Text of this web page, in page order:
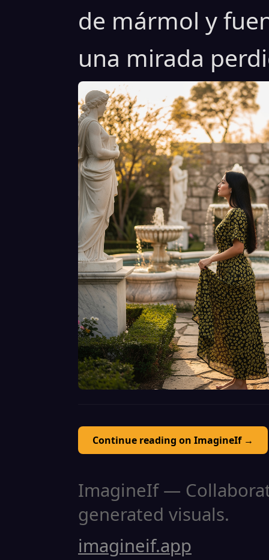
de mármol y
una mirada
Continue reading on ImagineIf →
ImagineIf —
generated visuals.
imagineif.app